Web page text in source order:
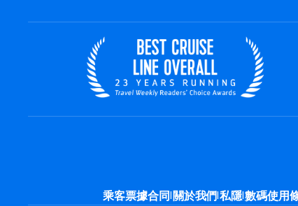
乘客票據合同| 關於我們|私隱|數碼使用